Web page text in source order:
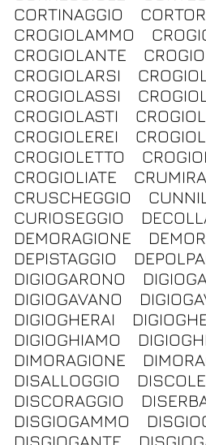
CORTINAGGIO
CROGIOLAMMO
CROGIOLANTE
CROGIOLARSI
CROGIOLASSI
CROGIOLASTI
CROGIOLEREI
CROGIOLETTO
CROGIOLIATE
CRUSCHEGGIO
CURIOSEGGIO
DEMORAGIONE
DEPISTAGGIO
DIGIOGARONO
DIGIOGAVANO
DIGIOGHERAI
DIGIOGHIAMO
DIMORAGIONE
DISALLOGGIO
DISCORAGGIO
DISGIOGAMMO